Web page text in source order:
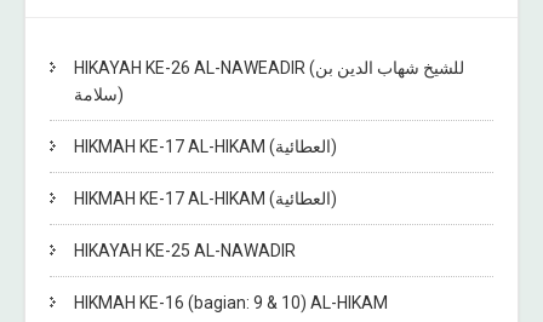
HIKAYAH KE-26 AL-NAWEADIR (للشيخ شهاب الدين بن
سلامة)
HIKMAH KE-17 AL-HIKAM (العطائية)
HIKMAH KE-17 AL-HIKAM (العطائية)
HIKAYAH KE-25 AL-NAWADIR
HIKMAH KE-16 (bagian: 9 & 10) AL-HIKAM